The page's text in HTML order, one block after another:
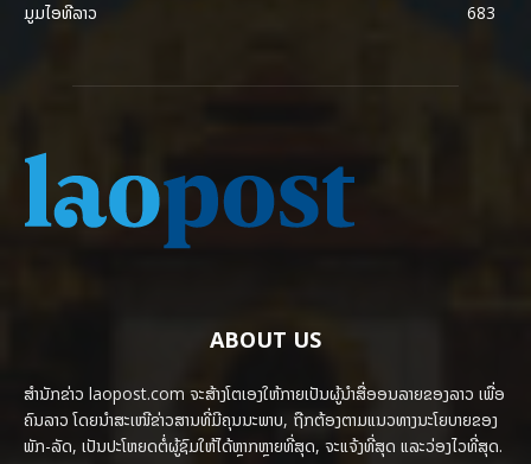
ມູມໄອທີລາວ
683
ABOUT US
ສຳນັກຂ່າວ laopost.com ຈະສ້າງໂຕເອງໃຫ້ກາຍເປັນຜູ້ນຳສື່ອອນລາຍຂອງລາວ ເພື່ອ
ຄົນລາວ ໂດຍນຳສະເໜີຂ່າວສານທີ່ມີຄຸນນະພາບ, ຖືກຕ້ອງຕາມແນວທາງນະໂຍບາຍຂອງ
ພັກ-ລັດ, ເປັນປະໂຫຍດຕໍ່ຜູ້ຊົມໃຫ້ໄດ້ຫຼາກຫຼາຍທີ່ສຸດ, ຈະແຈ້ງທີ່ສຸດ ແລະວ່ອງໄວທີ່ສຸດ.